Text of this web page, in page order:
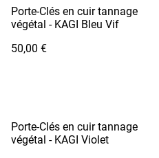
Porte-Clés en cuir tannage
végétal - KAGI Bleu Vif
50,00 €
Porte-Clés en cuir tannage
végétal - KAGI Violet